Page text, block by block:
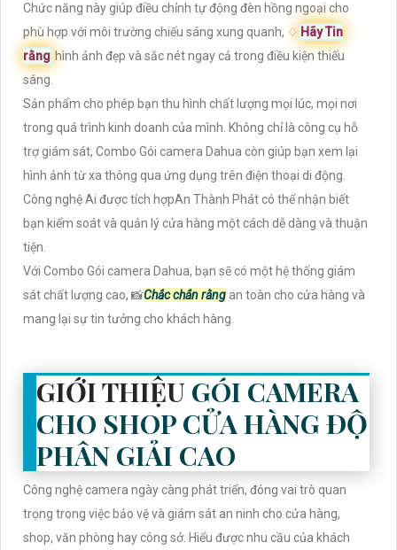
Chức năng này giúp điều chỉnh tự động đèn hồng ngoại cho
phù hợp với môi trường chiếu sáng xung quanh, ♢ Hãy Tin
rằng hình ảnh đẹp và sắc nét ngay cả trong điều kiện thiếu
sáng.
Sản phẩm cho phép bạn thu hình chất lượng mọi lúc, mọi nơi
trong quá trình kinh doanh của mình. Không chỉ là công cụ hỗ
trợ giám sát, Combo Gói camera Dahua còn giúp bạn xem lại
hình ảnh từ xa thông qua ứng dụng trên điện thoại di động.
Công nghệ Ai được tích hợpAn Thành Phát có thể nhận biết
bạn kiểm soát và quản lý cửa hàng một cách dễ dàng và thuận
tiện.
Với Combo Gói camera Dahua, bạn sẽ có một hệ thống giám
sát chất lượng cao, 📸Chắc chắn rằng an toàn cho cửa hàng và
mang lại sự tin tưởng cho khách hàng.
GIỚI THIỆU GÓI CAMERA
CHO SHOP CỬA HÀNG ĐỘ
PHÂN GIẢI CAO
Công nghệ camera ngày càng phát triển, đóng vai trò quan
trọng trong việc bảo vệ và giám sát an ninh cho cửa hàng,
shop, văn phòng hay công sở. Hiểu được nhu cầu của khách